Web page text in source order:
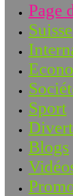
Page
Suisse
Sport
Blogs